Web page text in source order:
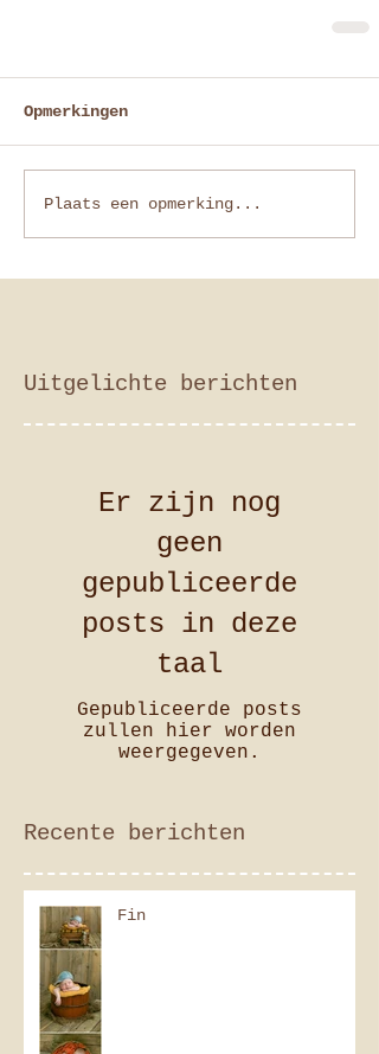
Opmerkingen
Plaats een opmerking...
Uitgelichte berichten
Er zijn nog
geen
gepubliceerde
posts in deze
taal
Gepubliceerde posts
zullen hier worden
weergegeven.
Recente berichten
Fin